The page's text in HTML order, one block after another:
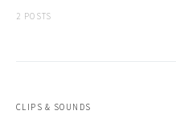
2 POSTS
CLIPS & SOUNDS